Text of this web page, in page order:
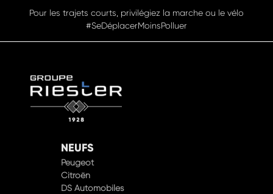
Pensez à covoiturer #SeDéplacerMoinsPolluer
Peugeot
Citroën
DS Automobiles
Hyundai